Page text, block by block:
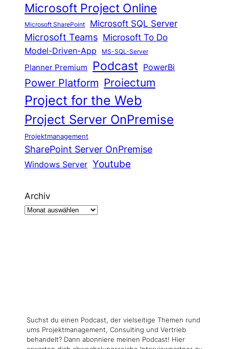
Microsoft Project Online
Microsoft SharePoint Microsoft SQL Server
Microsoft Teams Microsoft To Do
Model-Driven-App MS-SQL-Server
Planner Premium Podcast PowerBi
Power Platform Proiectum
Project for the Web
Project Server OnPremise
Projektmanagement
SharePoint Server OnPremise
Windows Server Youtube
Archiv
Suchst du einen Podcast, der vielseitige Themen rund
ums Projektmanagement, Consulting und Vertrieb
behandelt? Dann abonniere meinen Podcast! Hier